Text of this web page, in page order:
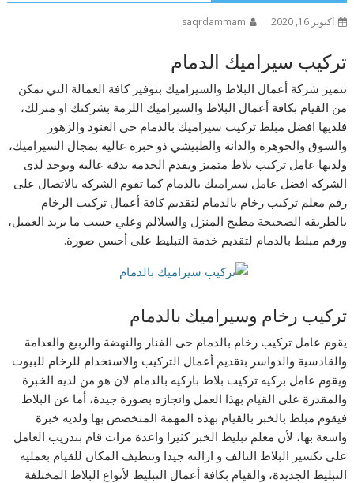
أكتوبر 16, 2020 saqrdammam
تركيب سيراميك الدمام
تتميز شركة أعمال البلاط والسيراميك بتوفير كافة العمالة التي تمكن
من القيام بكافة أعمال البلاط والسيراميك اللزمة بشركتك او منزلك،
فلديها افضل مبلط تركيب سيراميك بالدمام حى العنود والزهور
والسوق والجوهرة والدانة والطبيشي ذو خبرة عالية بمجال السيراميك،
ولديها عامل تركيب بلاط متميز ويقدم الخدمة بدقة عالية ويوجد لدى
الشركة افضل عامل سيراميك بالدمام كما تقوم الشركة بالاتصال على
رقم معلم تركيب رخام بالدمام لتقديم كافة أعمال تركيب الرخام
بالطريقه الصحيحة مطبخ المنزل والسلالم وعلي حسب ما يريد العميل،
ورقم مبلط بالدمام لتقديم خدمة التبليط على أحسن صورة.
تركيب رخام وسيراميك بالدمام
يقوم عامل تركيب رخام بالدمام حى الفنار والنهضة والربيع والعدامة
والقادسية والدواسر بتقديم أعمال التركيب والاستخدام للرخام للبيوت
ويقوم عامل بركيه تركيب بلاط باركيه بالدمام لان هو من لديه الخبرة
والمقدرة على القيام بهذا العمل وانجازه بصورة جيدة، أما عن البلاط
فيقوم مبلط بالخبر بالقيام بهذه المهمة المتخصص بها ولديه خبرة
واسعة بها، لأن معلم تبليط الخبر كثيرا واعدة مرات قام بتدريب العامل
على تكسير البلاط التالف و ازالته جيدا وتنظيف المكان للقيام بعمليه
التبليط الجديدة، والقيام بكافة أعمال التبليط لأنواع البلاط المختلفة